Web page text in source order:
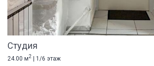
Студия
24.00 м2 | 1/6 этаж